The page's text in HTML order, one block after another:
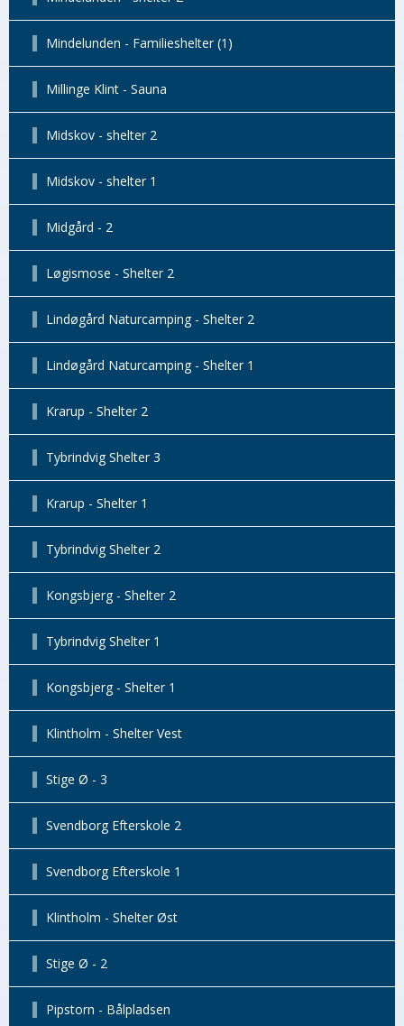
Mindelunden - Familieshelter (1)
Millinge Klint - Sauna
Midskov - shelter 2
Midskov - shelter 1
Midgård - 2
Løgismose - Shelter 2
Lindøgård Naturcamping - Shelter 2
Lindøgård Naturcamping - Shelter 1
Krarup - Shelter 2
Tybrindvig Shelter 3
Krarup - Shelter 1
Tybrindvig Shelter 2
Kongsbjerg - Shelter 2
Tybrindvig Shelter 1
Kongsbjerg - Shelter 1
Klintholm - Shelter Vest
Stige Ø - 3
Svendborg Efterskole 2
Svendborg Efterskole 1
Klintholm - Shelter Øst
Stige Ø - 2
Pipstorn - Bålpladsen